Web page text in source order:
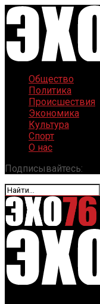
Общество
Политика
Происшествия
Экономика
Культура
Спорт
О нас
Подписывайтесь: